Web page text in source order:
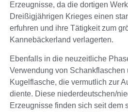
Erzeugnisse, da die dortigen
Dreißigjährigen Krieges einen
erfuhren und ihre Tätigkeit zum
Kannebäckerland verlagerten.
Ebenfalls in die neuzeitliche
Verwendung von Schankflaschen
Kugelflasche, die vermutlich zur
diente. Diese niederdeutschen/
Erzeugnisse finden sich seit dem